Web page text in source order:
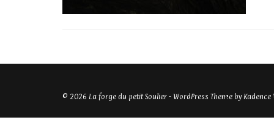
© 2026 La forge du petit Soulier - WordPress Theme by Kadence